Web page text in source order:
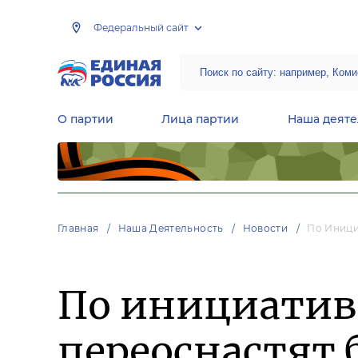
Федеральный сайт
О партии Лица партии Наша
Главная Наша Деятельность Новости По
По